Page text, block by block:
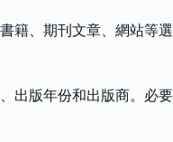
籍、期刊文章、網站等
出版年份和出版商。必